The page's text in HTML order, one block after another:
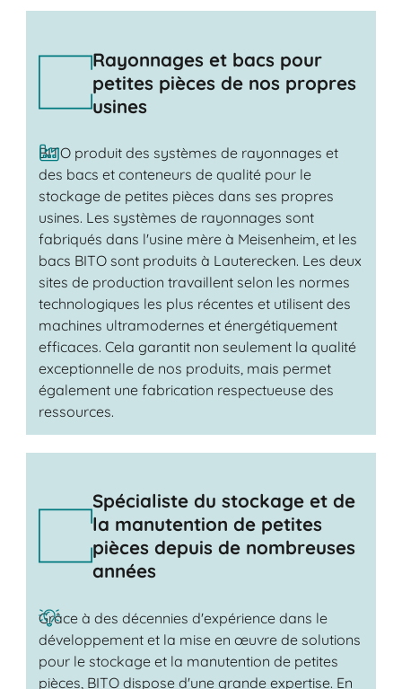
Rayonnages et bacs pour
petites pièces de nos propres
usines
BITO produit des systèmes de rayonnages et
des bacs et conteneurs de qualité pour le
stockage de petites pièces dans ses propres
usines. Les systèmes de rayonnages sont
fabriqués dans l'usine mère à Meisenheim, et les
bacs BITO sont produits à Lauterecken. Les deux
sites de production travaillent selon les normes
technologiques les plus récentes et utilisent des
machines ultramodernes et énergétiquement
efficaces. Cela garantit non seulement la qualité
exceptionnelle de nos produits, mais permet
également une fabrication respectueuse des
ressources.
Spécialiste du stockage et de
la manutention de petites
pièces depuis de nombreuses
années
Grâce à des décennies d'expérience dans le
développement et la mise en œuvre de solutions
pour le stockage et la manutention de petites
pièces, BITO dispose d'une grande expertise. En